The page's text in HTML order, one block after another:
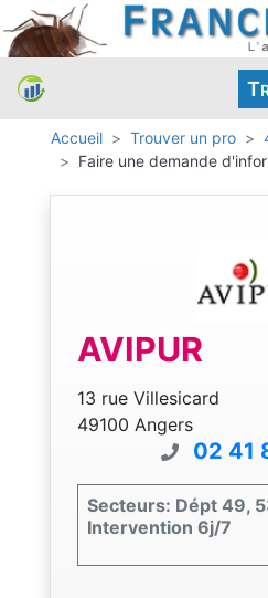
T
Accueil Trouver un pro
Faire une demande
AVIPUR
13 rue Villesicard
49100 Angers
02 41
Secteurs: Dépt 49,
Intervention 6j/7